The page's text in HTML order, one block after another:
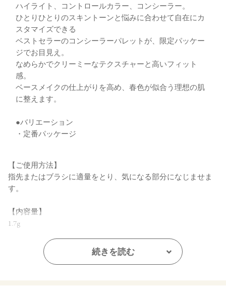
ハイライト、コントロールカラー、コンシーラー。
ひとりひとりのスキントーンと悩みに合わせて自在にカ
スタマイズできる
ベストセラーのコンシーラーパレットが、限定パッケー
ジでお目見え。
なめらかでクリーミーなテクスチャーと高いフィット
感。
ベースメイクの仕上がりを高め、春色が似合う理想の肌
に整えます。
●バリエーション
・定番パッケージ
【ご使用方法】
指先またはブラシに適量をとり、気になる部分になじませま
す。
【内容量】
1.7g
【商品サイズ】
64.5㎜×20.5㎜×63.4㎜（高さ×奥行×幅）
続きを読む